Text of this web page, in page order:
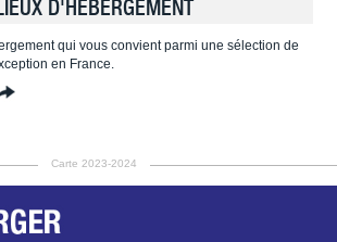
D'HÉBERGEMENT
qui vous convient parmi une sélection de
en France.
Carte 2023-2024